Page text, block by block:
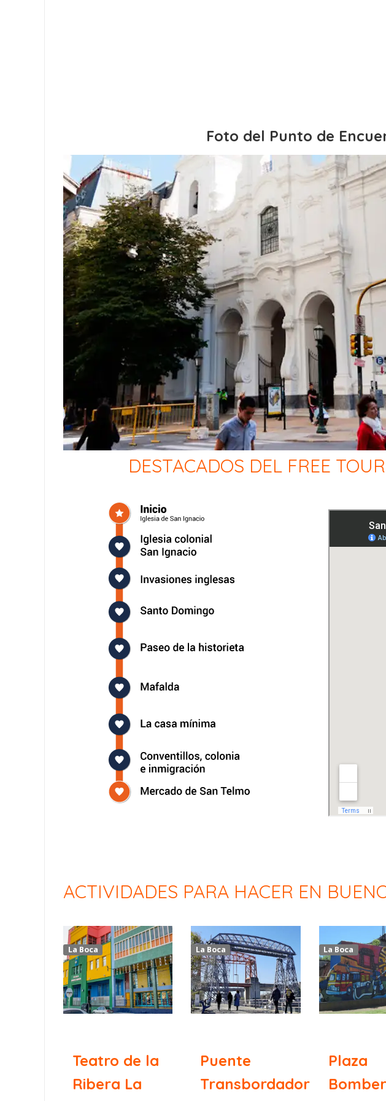
Foto del Punto de
DESTACADOS DEL FREE
ACTIVIDADES PARA HACER EN
La Boca
Teatro de la
Ribera La
La Boca
Puente
Transbordador
La Boca
Plaza